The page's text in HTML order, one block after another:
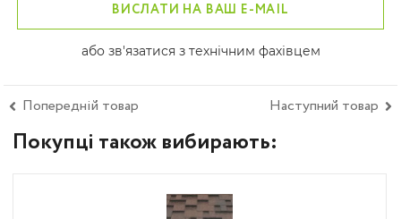
ВИСЛАТИ НА ВАШ E-MAIL
або зв'язатися з технічним фахівцем
Попередній товар Наступний товар
Покупці також вибирають: